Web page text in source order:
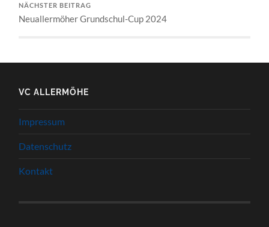
NÄCHSTER BEITRAG
Neuallermöher Grundschul-Cup 2024
VC ALLERMÖHE
Impressum
Datenschutz
Kontakt